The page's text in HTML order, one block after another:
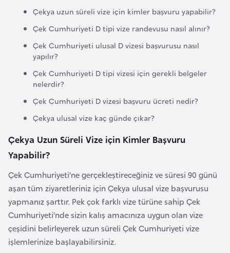
Çekya uzun süreli vize için kimler başvuru yapabilir?
Çek Cumhuriyeti D tipi vize randevusu nasıl alınır?
Çek Cumhuriyeti ulusal D vizesi başvurusu nasıl
yapılır?
Çek Cumhuriyeti D tipi vizesi için gerekli belgeler
nelerdir?
Çek Cumhuriyeti D vizesi başvuru ücreti nedir?
Çekya ulusal vize kaç günde çıkar?
Çekya Uzun Süreli Vize için Kimler Başvuru
Yapabilir?
Çek Cumhuriyeti’ne gerçekleştireceğiniz ve süresi 90 günü
aşan tüm ziyaretleriniz için Çekya ulusal vize başvurusu
yapmanız şarttır. Pek çok farklı vize türüne sahip Çek
Cumhuriyeti’nde sizin kalış amacınıza uygun olan vize
çeşidini belirleyerek uzun süreli Çek Cumhuriyeti vize
işlemlerinize başlayabilirsiniz.
a
d
e
ş
B
e
l